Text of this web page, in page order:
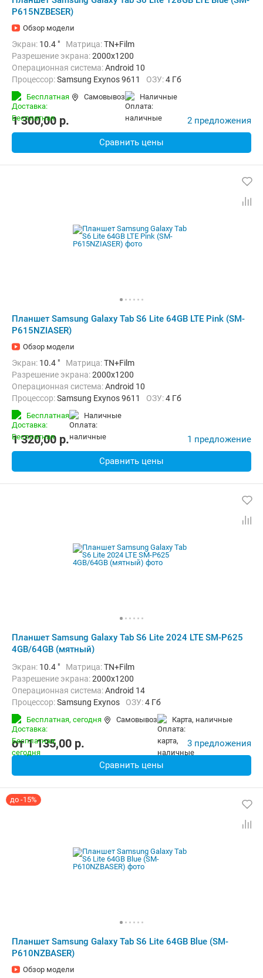
P615NZBESER)
Обзор модели
Экран: 10.4 " Матрица:TN+Film
Разрешение экрана:2000x1200
Операционная система:Android 10
Процессор:Samsung Exynos 9611 ОЗУ:4 Гб
Встроенная память:
Тыловая камера:
Беспроводная связь:
4G (LTE), Bluetooth, Wi-Fi
Бесплатная Самовывоз наличные
1 300,00 p. 2 предложения
Сравнить цены
Планшет Samsung Galaxy Tab S6 Lite 64GB LTE Pink (SM-
P615NZIASER)
Обзор модели
Экран: 10.4 " Матрица:TN+Film
Разрешение экрана:2000x1200
Операционная система:Android 10
Процессор:Samsung Exynos 9611 ОЗУ:4 Гб
Встроенная память:
Беспроводная связь:4G (LTE), Bluetooth, Wi-Fi
Бесплатная наличные
1 320,00 p. 1 предложение
Сравнить цены
Планшет Samsung Galaxy Tab S6 Lite 2024 LTE SM-P625
4GB/64GB (мятный)
Экран: 10.4 " Матрица:TN+Film
Разрешение экрана:2000x1200
Операционная система:Android 14
Процессор:Samsung Exynos ОЗУ:4 Гб
Встроенная память:
Тыловая камера:
Беспроводная связь:
4G (LTE), Bluetooth, Wi-Fi
Комплектация:
465 г
Бесплатная, сегодня Самовывоз карта, наличные
от1 135,00 p. 3 предложения
Сравнить цены
до -15%
Планшет Samsung Galaxy Tab S6 Lite 64GB Blue (SM-
P610NZBASER)
Обзор модели